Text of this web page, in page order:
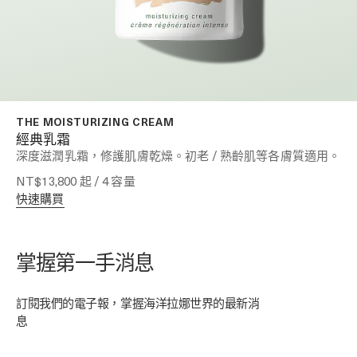
THE MOISTURIZING CREAM
經典乳霜
深度滋潤乳霜，修護肌膚乾燥。初老 / 熟齡肌等各膚質適用。
NT$13,800起 / 4 容量
快速購買
掌握第一手消息
訂閱我們的電子報，掌握海洋拉娜世界的最新消
息